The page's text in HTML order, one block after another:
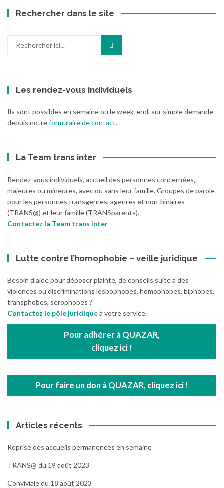
Rechercher dans le site
Les rendez-vous individuels
Ils sont possibles en semaine ou le week-end, sur simple demande
depuis notreformulaire de contact.
La Team trans inter
Rendez-vous individuels, accueil des personnes concernées,
majeures ou mineures, avec ou sans leur famille. Groupes de parole
pour les personnes transgenres, agenres et non-binaires
(TRANS@) et leur famille (TRANSparents).
Contactez la Team trans inter
Lutte contre l’homophobie – veille juridique
Besoin d’aide pour déposer plainte, de conseils suite à des
violences ou discriminations lesbophobes, homophobes, biphobes,
transphobes, sérophobes ?
Contactez le pôle juridiqueà votre service.
Pour adhérer à QUAZAR,
cliquez ici !
Pour faire un don à QUAZAR, cliquez ici !
Articles récents
Reprise des accueils permanences en semaine
TRANS@ du 19 août 2023
Conviviale du 18 août 2023